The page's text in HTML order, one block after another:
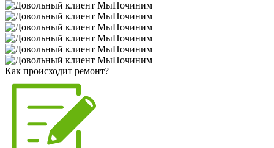
Как происходит ремонт?